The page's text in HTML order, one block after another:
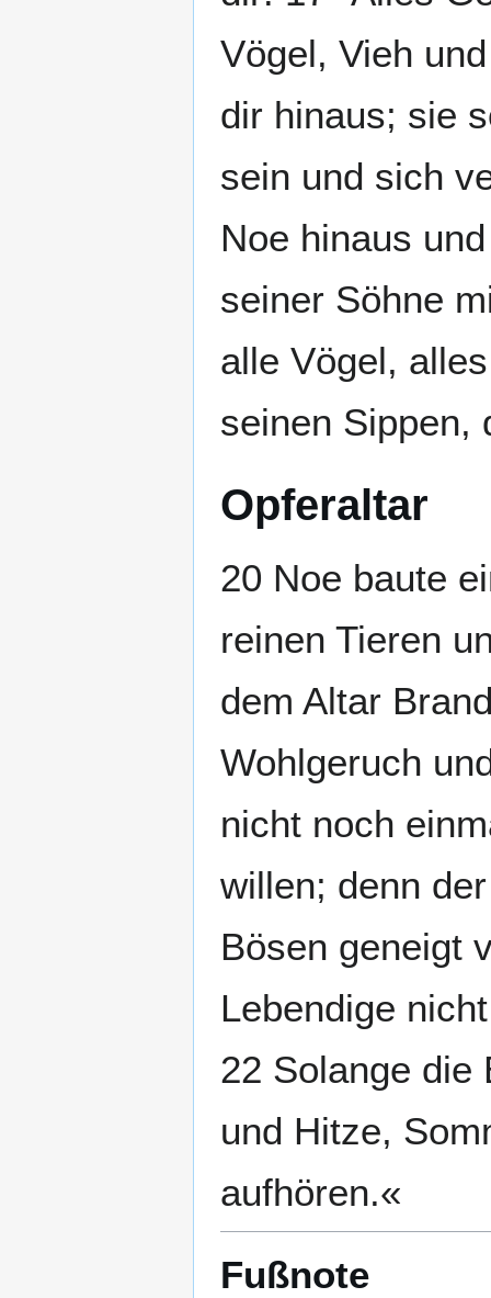
Vögel, Vieh
dir hinaus; sie
sein und sich
Noe hinaus
seiner Söhne
alle Vögel,
seinen Sippen,
Opferaltar
20 Noe baute
reinen Tieren
dem Altar
Wohlgeruch
nicht noch
willen; denn
Bösen geneigt
Lebendige
22 Solange die
und Hitze,
aufhören.«
Fußnote